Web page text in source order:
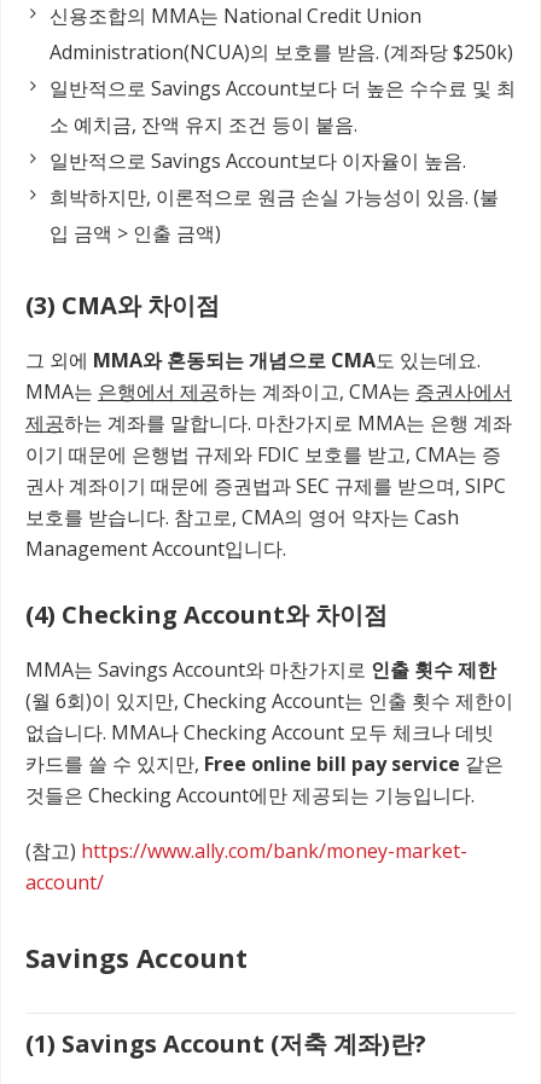
신용조합의 MMA는 National Credit Union
Administration(NCUA)의 보호를 받음. (계좌당 $250k)
일반적으로 Savings Account보다 더 높은 수수료 및 최
소 예치금, 잔액 유지 조건 등이 붙음.
일반적으로 Savings Account보다 이자율이 높음.
희박하지만, 이론적으로 원금 손실 가능성이 있음. (불
입 금액 > 인출 금액)
(3) CMA와 차이점
그 외에 MMA와 혼동되는 개념으로 CMA도 있는데요.
MMA는 은행에서 제공하는 계좌이고, CMA는 증권사에서
제공하는 계좌를 말합니다. 마찬가지로 MMA는 은행 계좌
이기 때문에 은행법 규제와 FDIC 보호를 받고, CMA는 증
권사 계좌이기 때문에 증권법과 SEC 규제를 받으며, SIPC
보호를 받습니다. 참고로, CMA의 영어 약자는 Cash
Management Account입니다.
(4) Checking Account와 차이점
MMA는 Savings Account와 마찬가지로 인출 횟수 제한
(월 6회)이 있지만, Checking Account는 인출 횟수 제한이
없습니다. MMA나 Checking Account 모두 체크나 데빗
카드를 쓸 수 있지만, Free online bill pay service 같은
것들은 Checking Account에만 제공되는 기능입니다.
(참고) https://www.ally.com/bank/money-market-
account/
Savings Account
(1) Savings Account (저축 계좌)란?